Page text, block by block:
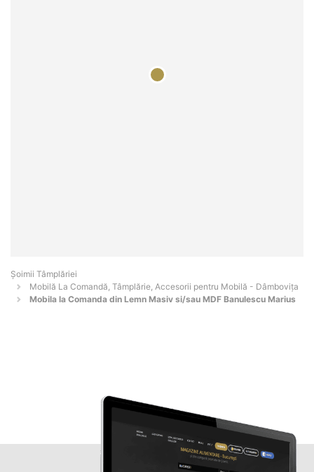
Șoimii Tâmplăriei
Mobilă La Comandă, Tâmplărie, Accesorii pentru Mobilă - Dâmboviţa
Mobila la Comanda din Lemn Masiv si/sau MDF Banulescu Marius